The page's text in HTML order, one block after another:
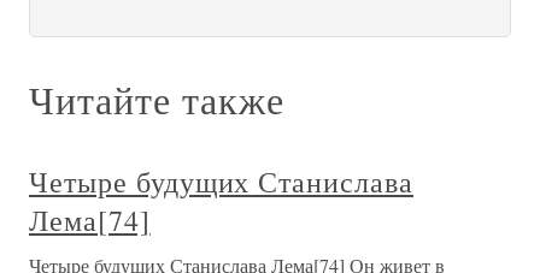
Читайте также
Четыре будущих Станислава
Лема[74]
Четыре будущих Станислава Лема[74] Он живет в